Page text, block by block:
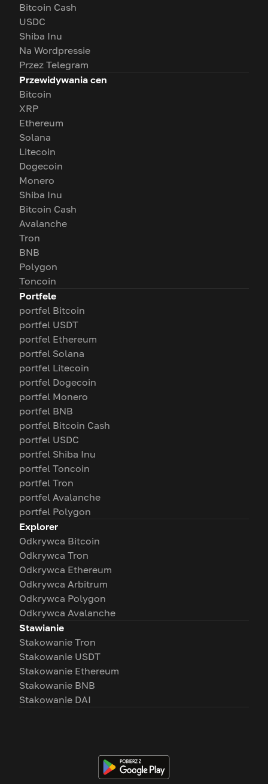
Bitcoin Cash
USDC
Shiba Inu
Na Wordpressie
Przez Telegram
Przewidywania cen
Bitcoin
XRP
Ethereum
Solana
Litecoin
Dogecoin
Monero
Shiba Inu
Bitcoin Cash
Avalanche
Tron
BNB
Polygon
Toncoin
Portfele
portfel Bitcoin
portfel USDT
portfel Ethereum
portfel Solana
portfel Litecoin
portfel Dogecoin
portfel Monero
portfel BNB
portfel Bitcoin Cash
portfel USDC
portfel Shiba Inu
portfel Toncoin
portfel Tron
portfel Avalanche
portfel Polygon
Explorer
Odkrywca Bitcoin
Odkrywca Tron
Odkrywca Ethereum
Odkrywca Arbitrum
Odkrywca Polygon
Odkrywca Avalanche
Stawianie
Stakowanie Tron
Stakowanie USDT
Stakowanie Ethereum
Stakowanie BNB
Stakowanie DAI